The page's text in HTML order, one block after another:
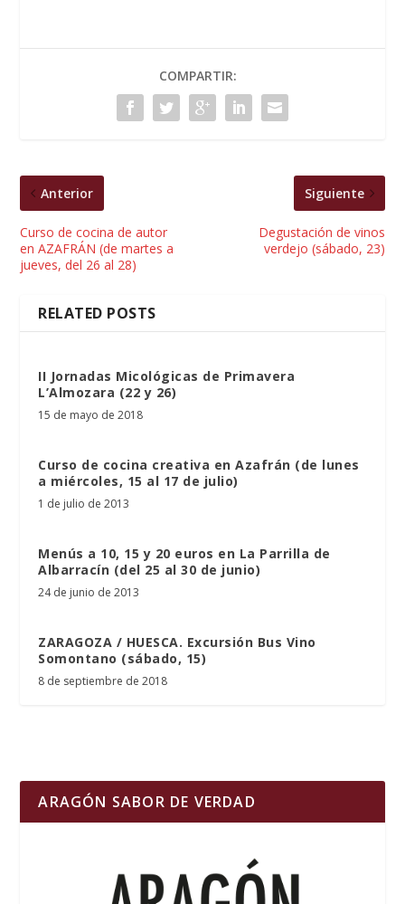
COMPARTIR:
Anterior
Curso de cocina de autor
en AZAFRÁN (de martes a
jueves, del 26 al 28)
Siguiente
Degustación de vinos
verdejo (sábado, 23)
RELATED POSTS
II Jornadas Micológicas de Primavera
L’Almozara (22 y 26)
15 de mayo de 2018
Curso de cocina creativa en Azafrán (de lunes
a miércoles, 15 al 17 de julio)
1 de julio de 2013
Menús a 10, 15 y 20 euros en La Parrilla de
Albarracín (del 25 al 30 de junio)
24 de junio de 2013
ZARAGOZA / HUESCA. Excursión Bus Vino
Somontano (sábado, 15)
8 de septiembre de 2018
ARAGÓN SABOR DE VERDAD